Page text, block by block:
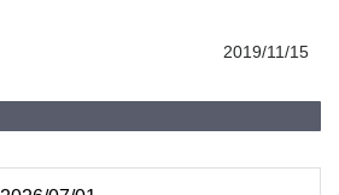
2019/11/15